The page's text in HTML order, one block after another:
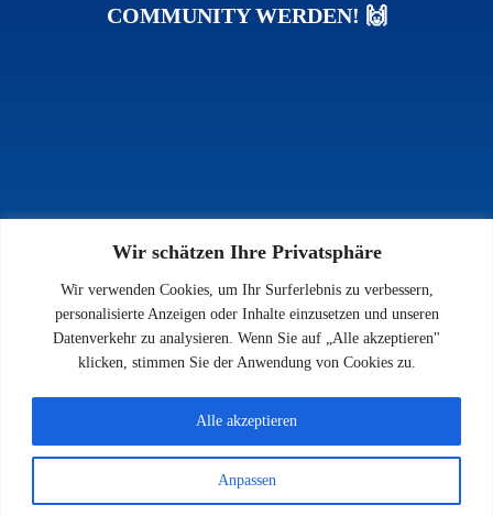
Wir schätzen Ihre Privatsphäre
Wir verwenden Cookies, um Ihr Surferlebnis zu verbessern,
personalisierte Anzeigen oder Inhalte einzusetzen und unseren
Datenverkehr zu analysieren. Wenn Sie auf „Alle akzeptieren"
klicken, stimmen Sie der Anwendung von Cookies zu.
Anpassen
Alle akzeptieren
COMMUNITY WERDEN! 🙌
INFOS
Impressum
Datenschutz
Kontakt